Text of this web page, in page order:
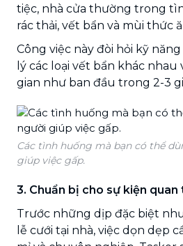
tiệc, nhà cửa thường trong
rác thải, vết bẩn và mùi thức
Công việc này đòi hỏi kỹ
lý các loại vết bẩn khác
gian như ban đầu trong 2-3
Các tình huống mà bạn có thể
giúp việc gấp.
3. Chuẩn bị cho sự kiện quan
Trước những dịp đặc biệt
lễ cưới tại nhà, việc dọn dẹp